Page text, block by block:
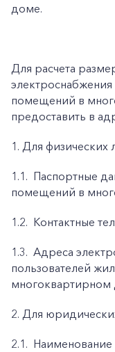
доме.
Для расчета
помещений в
предоставить в
1. Для физических
1.1. Паспортные
помещений в
1.2. Контактные
1.3. Адреса
пользователей
многоквартирном
2. Для
2.1.